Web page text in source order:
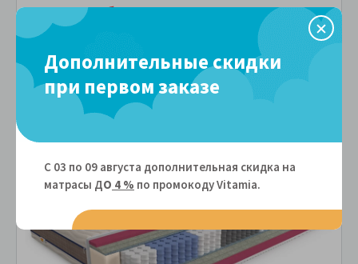
В избранное
60,978 руб.
В рассрочку без переплаты
ПОДРОБНЕЕ
Дополнительные скидки
при первом заказе
С 03 по 09 августа дополнительная скидка на
матрасы ДО 4 % по промокоду Vitamiа.